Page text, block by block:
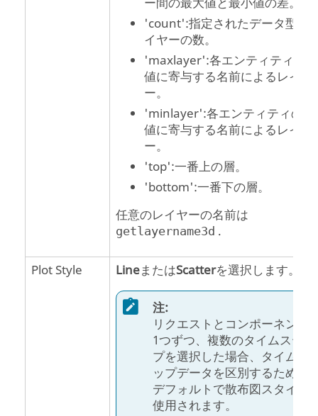
'count':指定されたデータ型の
イヤーの数。
'maxlayer':各エンティティの
値に寄与する名前によるレイヤ
ー。
'minlayer':各エンティティの最
値に寄与する名前によるレイヤ
ー。
'top':一番上の層。
'bottom':一番下の層。
任意のレイヤーの名前は
getlayername3d .
Plot Style LineまたはScatterを選択します。
注:
リクエストとコンポーネント
1つずつ、複数のタイムステッ
プを選択した場合、タイムス
ップデータを区別するために
デフォルトで散布図スタイル
使用されます。